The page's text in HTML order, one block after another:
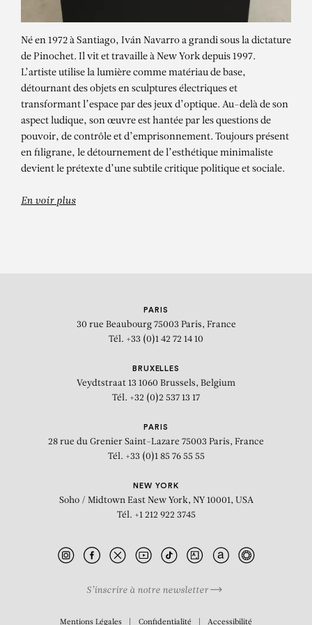
IVÁN NAVARRO
Mouvement et Lumière(Exposition
Né en 1972 à Santiago, Iván Navarro a grandi sous la dictature
de Pinochet. Il vit et travaille à New York depuis 1997.
L’artiste utilise la lumière comme matériau de base,
détournant des objets en sculptures électriques et
transformant l’espace par des jeux d’optique. Au-delà de son
aspect ludique, son œuvre est hantée par les questions de
pouvoir, de contrôle et d’emprisonnement. Toujours présent
en filigrane, le détournement de l’esthétique minimaliste
devient le prétexte d’une subtile critique politique et sociale.
En voir plus
PARIS
30 rue Beaubourg 75003 Paris, France
Tél. +33 (0)1 42 72 14 10
BRUXELLES
Veydtstraat 13 1060 Brussels, Belgium
Tél. +32 (0)2 537 13 17
PARIS
28 rue du Grenier Saint-Lazare 75003 Paris, France
Tél. +33 (0)1 85 76 55 55
NEW YORK
Soho / Midtown East New York, NY 10001, USA
Tél. +1 212 922 3745
S’inscrire à notre newsletter
Mentions Légales Confidentialité Accessibilité